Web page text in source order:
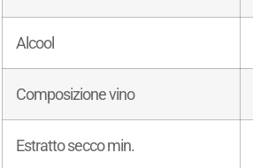
Alcool
Composizione vino
Estratto secco min.